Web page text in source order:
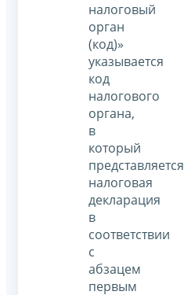
налоговый
орган
(код)»
указывается
код
налогового
органа,
в
который
представляется
налоговая
декларация
в
соответствии
с
абзацем
первым